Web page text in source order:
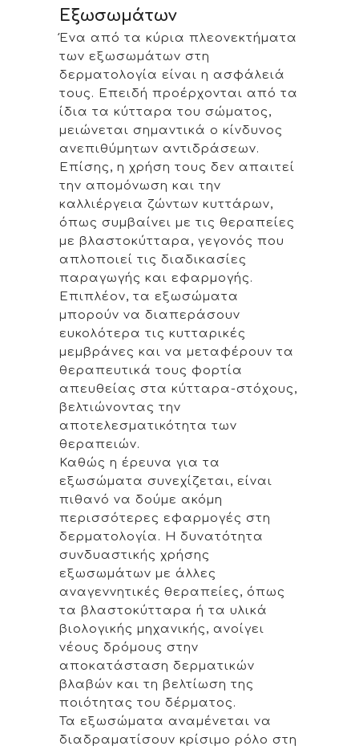
Εξωσωμάτων
Ένα από τα κύρια πλεονεκτήματα
των εξωσωμάτων στη
δερματολογία είναι η ασφάλειά
τους. Επειδή προέρχονται από τα
ίδια τα κύτταρα του σώματος,
μειώνεται σημαντικά ο κίνδυνος
ανεπιθύμητων αντιδράσεων.
Επίσης, η χρήση τους δεν απαιτεί
την απομόνωση και την
καλλιέργεια ζώντων κυττάρων,
όπως συμβαίνει με τις θεραπείες
με βλαστοκύτταρα, γεγονός που
απλοποιεί τις διαδικασίες
παραγωγής και εφαρμογής.
Επιπλέον, τα εξωσώματα
μπορούν να διαπεράσουν
ευκολότερα τις κυτταρικές
μεμβράνες και να μεταφέρουν τα
θεραπευτικά τους φορτία
απευθείας στα κύτταρα-στόχους,
βελτιώνοντας την
αποτελεσματικότητα των
θεραπειών.
Καθώς η έρευνα για τα
εξωσώματα συνεχίζεται, είναι
πιθανό να δούμε ακόμη
περισσότερες εφαρμογές στη
δερματολογία. Η δυνατότητα
συνδυαστικής χρήσης
εξωσωμάτων με άλλες
αναγεννητικές θεραπείες, όπως
τα βλαστοκύτταρα ή τα υλικά
βιολογικής μηχανικής, ανοίγει
νέους δρόμους στην
αποκατάσταση δερματικών
βλαβών και τη βελτίωση της
ποιότητας του δέρματος.
Τα εξωσώματα αναμένεται να
διαδραματίσουν κρίσιμο ρόλο στη